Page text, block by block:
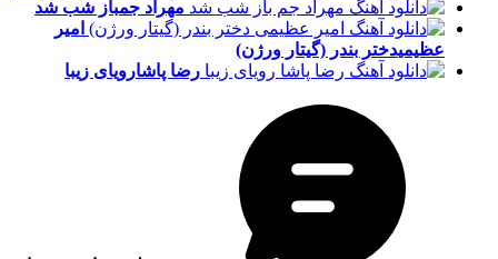
مهراد جمباز شب شد
امیر
عظیمیدختر بندر (گیتار ورژن)
رضا پاشارویای زیبا